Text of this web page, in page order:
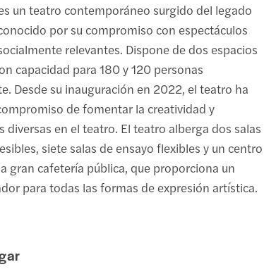
un teatro contemporáneo surgido del legado
por su compromiso con espectáculos
relevantes. Dispone de dos espacios
capacidad para 180 y 120 personas
Desde su inauguración en 2022, el teatro ha
de fomentar la creatividad y
diversas en el teatro. El teatro alberga dos salas
siete salas de ensayo flexibles y un centro
gran cafetería pública, que proporciona un
para todas las formas de expresión artística.